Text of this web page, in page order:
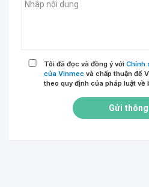
Tôi đã đọc và đồng ý với Chính
của Vinmec và chấp thuận để
theo quy định của pháp luật về
Gửi